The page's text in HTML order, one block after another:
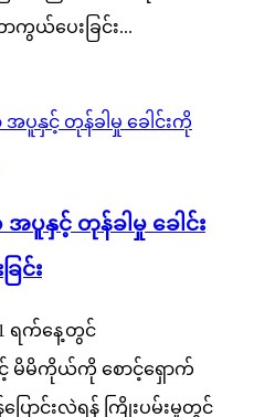
ကွယ်ပေးခြင်း...
ပူနှင့် တုန်ခါမှု ခေါင်း
င်း
21 ရက်နေ့တွင်
နှင့် မိမိကိုယ်ကို စောင့်ရှောက်
ြောင်းလဲရန် ကြိုးပမ်းမှုတွင်